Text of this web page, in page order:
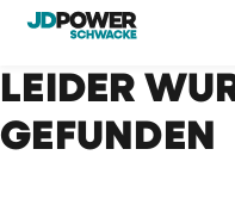
direkt
zum
Inhalt
Schwacke
LEIDER
GEFUNDEN